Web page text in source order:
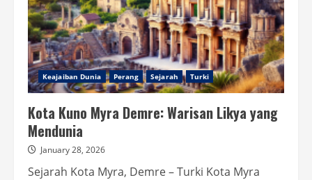
Kuno
Keajaiban Dunia Perang Sejarah Turki
Kota Kuno Myra Demre: Warisan Likya yang
Mendunia
January 28, 2026
Sejarah Kota Myra, Demre – Turki Kota Myra